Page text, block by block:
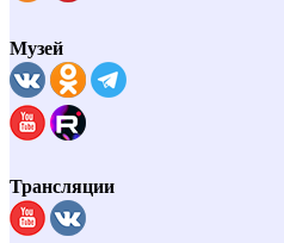
Музей
Трансляции